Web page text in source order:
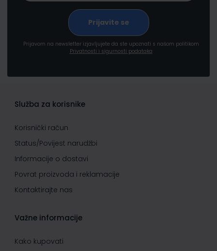
Prijavom na newsletter izjavljujete da ste upoznati s našom politikom
Privatnosti i sigurnosti podataka
Služba za korisnike
Korisnički račun
Status/Povijest narudžbi
Informacije o dostavi
Povrat proizvoda i reklamacije
Kontaktirajte nas
Važne informacije
Kako kupovati